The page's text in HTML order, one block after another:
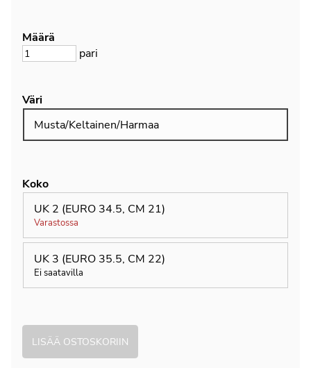
Määrä
pari
Väri
Musta/Keltainen/Harmaa
Koko
UK 2 (EURO 34.5, CM 21)
Varastossa
UK 3 (EURO 35.5, CM 22)
Ei saatavilla